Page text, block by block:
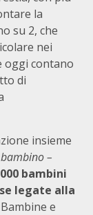
la
su 2, che
nei
oggi contano
di
insieme
–
bambini
legate alla
e